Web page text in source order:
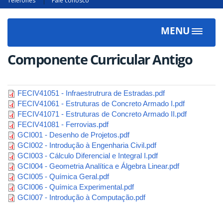
MENU
Toggle
Componente Curricular Antigo
FECIV41051 - Infraestrutrura de Estradas.pdf
FECIV41061 - Estruturas de Concreto Armado I.pdf
FECIV41071 - Estruturas de Concreto Armado II.pdf
FECIV41081 - Ferrovias.pdf
GCI001 - Desenho de Projetos.pdf
GCI002 - Introdução à Engenharia Civil.pdf
GCI003 - Cálculo Diferencial e Integral I.pdf
GCI004 - Geometria Analítica e Álgebra Linear.pdf
GCI005 - Química Geral.pdf
GCI006 - Química Experimental.pdf
GCI007 - Introdução à Computação.pdf